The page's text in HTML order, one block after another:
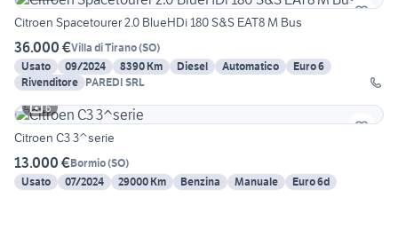
Citroen Spacetourer 2.0 BlueHDi 180 S&S EAT8 M Bus
36.000 €Villa di Tirano(SO)
Usato
09/2024 8390 Km Diesel Automatico
Euro 6
Rivenditore PAREDI SRL
6
Citroen C3 3^serie
13.000 €Bormio(SO)
Usato
07/2024 29000 Km Benzina Manuale Euro 6d